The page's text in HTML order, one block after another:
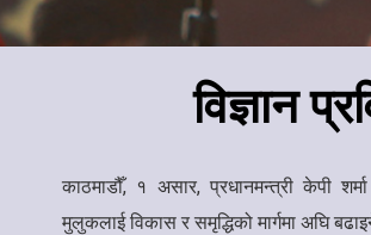
विज्ञान
काठमाडौँ, १ असार, प्रधानमन्त्री केपी
मुलुकलाई विकास र समृद्धिको मार्गमा अघि